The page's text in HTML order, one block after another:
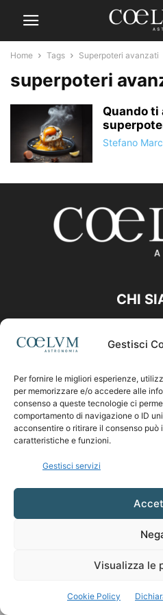
Gestisci
Per fornire le migliori esperienze,
per memorizzare e/o accedere alle
consenso a queste tecnologie ci
comportamento di navigazione o ID
acconsentire o ritirare il consenso
caratteristiche e funzioni.
Gestisci servizi
Visualizza le
Cookie Policy
Home Tags Superpoteri avanzati
superpoteri
Quando ti
Stefano
CHI
Contattaci: